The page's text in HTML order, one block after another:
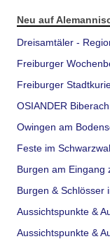
Neu auf
Dreisamtäler -
Freiburger
Freiburger
OSIANDER Biberach
Owingen am
Feste im
Burgen am Eingang
Burgen & Schlösser
Aussichtspunkte &
Aussichtspunkte &